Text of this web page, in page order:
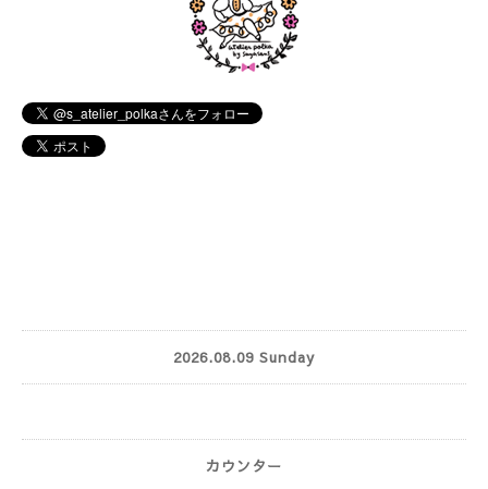
2026.08.09 Sunday
カウンター